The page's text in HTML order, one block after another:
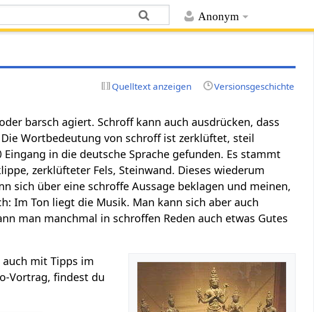
Anonym
Quelltext anzeigen Versionsgeschichte
barsch agiert. Schroff kann auch ausdrücken, dass
Wortbedeutung von schroff ist zerklüftet, steil
in die deutsche Sprache gefunden. Es stammt
zerklüfteter Fels, Steinwand. Dieses wiederum
sich über eine schroffe Aussage beklagen und meinen,
Im Ton liegt die Musik. Man kann sich aber auch
man manchmal in schroffen Reden auch etwas Gutes
mit Tipps im
Vortrag, findest du